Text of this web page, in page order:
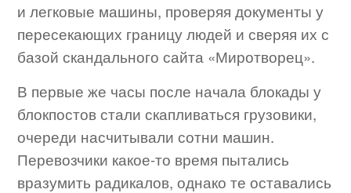
и легковые машины, проверяя документы у
пересекающих границу людей и сверяя их с
базой скандального сайта «Миротворец».
В первые же часы после начала блокады у
блокпостов стали скапливаться грузовики,
очереди насчитывали сотни машин.
Перевозчики какое-то время пытались
вразумить радикалов, однако те оставались